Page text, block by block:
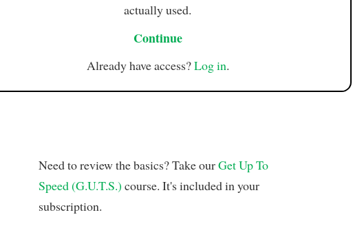
actually used.
Continue
Already have access?Log in.
Need to review the basics? Take ourGet Up To
Speed (G.U.T.S.) course. It's included in your
subscription.